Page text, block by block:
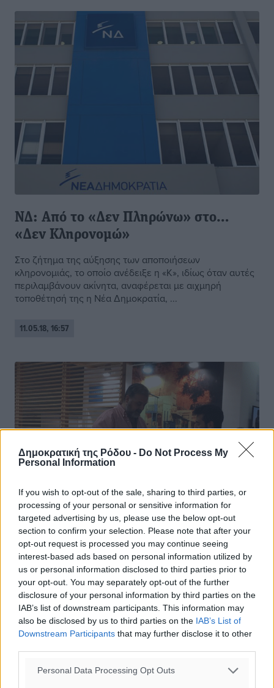
Δημοκρατική της Ρόδου - Do Not Process My
Personal Information
If you wish to opt-out of the sale, sharing to third parties, or
processing of your personal or sensitive information for
targeted advertising by us, please use the below opt-out
section to confirm your selection. Please note that after your
opt-out request is processed you may continue seeing
interest-based ads based on personal information utilized by
us or personal information disclosed to third parties prior to
your opt-out. You may separately opt-out of the further
disclosure of your personal information by third parties on the
IAB’s list of downstream participants. This information may
also be disclosed by us to third parties on the IAB’s List of
Downstream Participants that may further disclose it to other
Personal Data Processing Opt Outs
ΝΔ: Από το «Δεν Πληρώνω» στο…
«Δεν Κληρονομώ»
Στο ζήτημα της αύξησης των αποποιήσεων
κληρονομιάς, το οποίο ανέδειξε η «Κ», ιδίως όταν αυτές
περιλαμβάνουν ακίνητα, αναφέρεται με αιχμηρή
τοποθέτησή της η Νέα Δημοκρατία, ...
11.05.18, 16:57
Στην Greek Travel Show η Αστυπάλαια
Επικεντρωμένες στην προσέλκυση και ανάπτυξη ειδικών
μορφών Τουρισμού, σύμφωνα με τη στρατηγική που έχει
εκπονηθεί, ήταν οι επαφές των εκπροσώπων του Δήμου
Αστυπάλαιας στην ...